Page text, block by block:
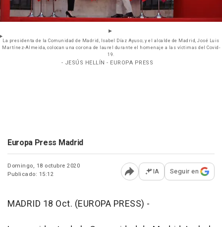
La presidenta de la Comunidad de Madrid, Isabel Díaz Ayuso; y el alcalde de Madrid, José Luis
Martínez-Almeida, colocan una corona de laurel durante el homenaje a las víctimas del Covid-
19.
- JESÚS HELLÍN - EUROPA PRESS
Europa Press Madrid
Domingo, 18 octubre 2020
Publicado: 15:12
Abrir opciones para
IA Seguir en
MADRID 18 Oct. (EUROPA PRESS) -